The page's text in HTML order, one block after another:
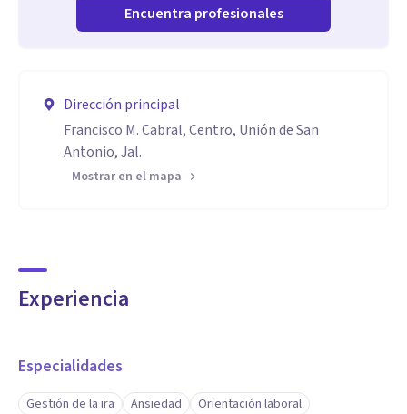
Encuentra profesionales
Dirección principal
Francisco M. Cabral, Centro, Unión de San
Antonio, Jal.
Mostrar en el mapa
Experiencia
Especialidades
Gestión de la ira Ansiedad
Orientación laboral